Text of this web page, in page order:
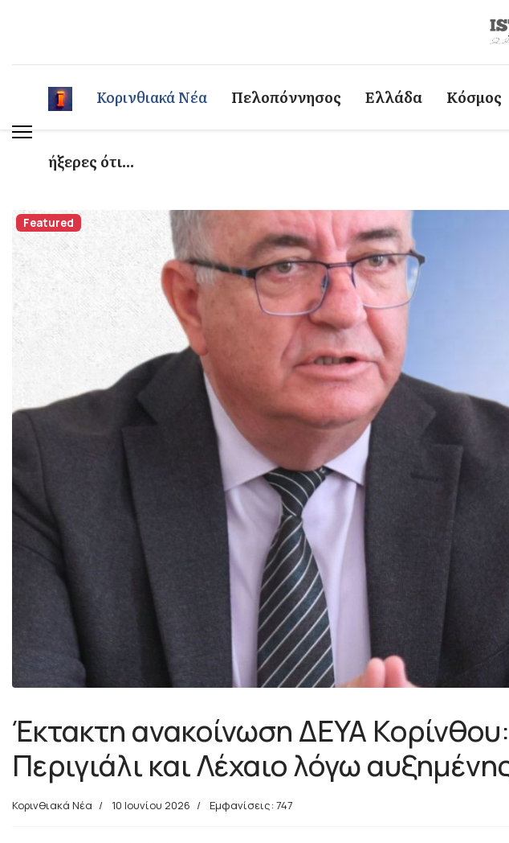
Κορινθιακά Νέα Πελοπόννησος Ελλάδα Κόσμος
ήξερες ότι...
Featured
Έκτακτη ανακοίνωση ΔΕΥΑ
Περιγιάλι και Λέχαιο λόγω
Κορινθιακά Νέα 10 Ιουνίου 2026 Εμφανίσεις: 747